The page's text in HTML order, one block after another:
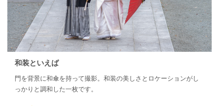
和装といえば
門を背景に和傘を持って撮影。和装の美しさとロケーションがし
っかりと調和した一枚です。